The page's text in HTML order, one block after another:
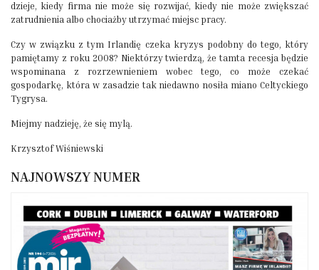
dzieje, kiedy firma nie może się rozwijać, kiedy nie może zwiększać
zatrudnienia albo chociażby utrzymać miejsc pracy.
Czy w związku z tym Irlandię czeka kryzys podobny do tego, który
pamiętamy z roku 2008? Niektórzy twierdzą, że tamta recesja będzie
wspominana z rozrzewnieniem wobec tego, co może czekać
gospodarkę, która w zasadzie tak niedawno nosiła miano Celtyckiego
Tygrysa.
Miejmy nadzieję, że się mylą.
Krzysztof Wiśniewski
NAJNOWSZY NUMER